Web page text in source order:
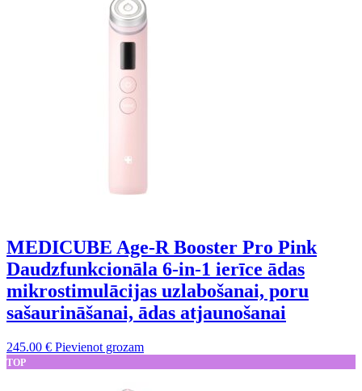
MEDICUBE Age-R Booster Pro Pink
Daudzfunkcionāla 6-in-1 ierīce ādas
mikrostimulācijas uzlabošanai, poru
sašaurināšanai, ādas atjaunošanai
245.00 € Pievienot grozam
TOP